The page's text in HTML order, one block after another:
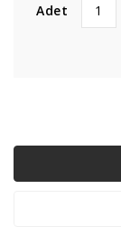
Adet